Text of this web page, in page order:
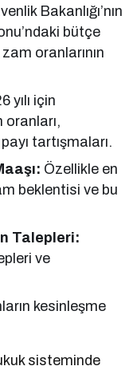
Bakanlığı’nın
bütçe
oranlarının
yılı için
tartışmaları.
Özellikle en
beklentisi ve bu
Talepleri:
ve
kesinleşme
sisteminde